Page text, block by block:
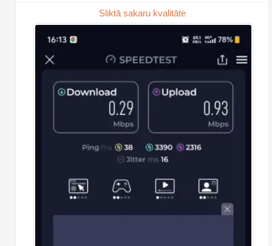
Sliktā sakaru kvalitāte